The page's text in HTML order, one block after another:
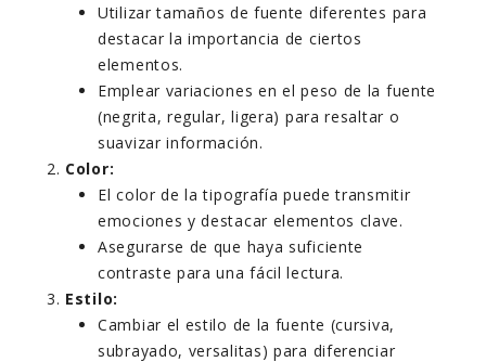
Utilizar tamaños de fuente diferentes para
destacar la importancia de ciertos
elementos.
Emplear variaciones en el peso de la fuente
(negrita, regular, ligera) para resaltar o
suavizar información.
Color:
El color de la tipografía puede transmitir
emociones y destacar elementos clave.
Asegurarse de que haya suficiente
contraste para una fácil lectura.
Estilo:
Cambiar el estilo de la fuente (cursiva,
subrayado, versalitas) para diferenciar